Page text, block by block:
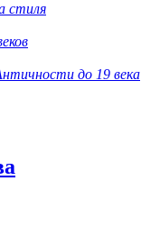
стиля
до 19 века